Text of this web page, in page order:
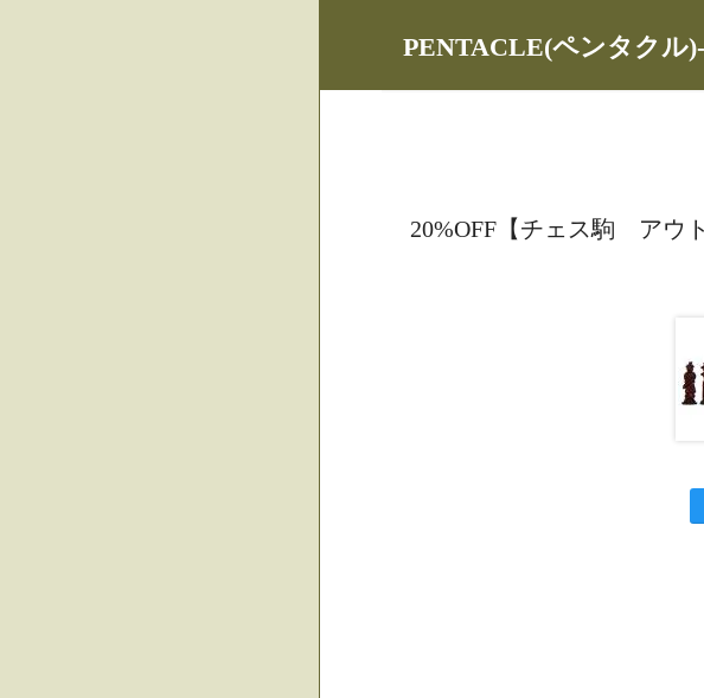
PENTACLE(ペンタクル
20%OFF【チェス駒 アウ